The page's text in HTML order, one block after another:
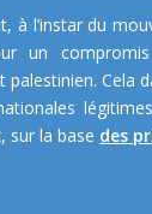
à l’instar du
un
palestinien. Cela
sur la base des